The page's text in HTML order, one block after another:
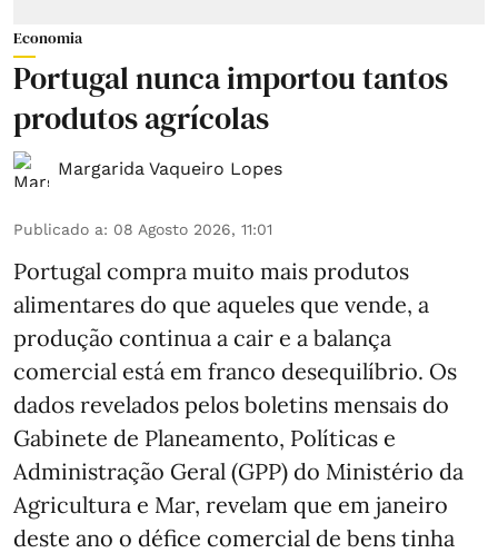
Economia
Portugal nunca importou tantos
produtos agrícolas
Margarida Vaqueiro Lopes
Publicado a: 08 Agosto 2026, 11:01
Portugal compra muito mais produtos
alimentares do que aqueles que vende, a
produção continua a cair e a balança
comercial está em franco desequilíbrio. Os
dados revelados pelos boletins mensais do
Gabinete de Planeamento, Políticas e
Administração Geral (GPP) do Ministério da
Agricultura e Mar, revelam que em janeiro
deste ano o défice comercial de bens tinha